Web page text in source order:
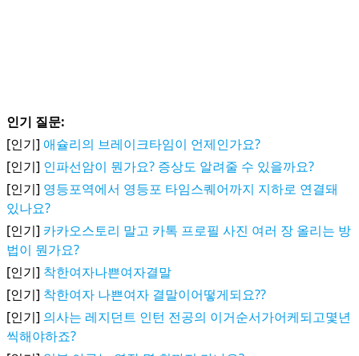
인기 질문:
[인기] 애슐리의 브레이크타임이 언제인가요?
[인기] 인파선암이 뭔가요? 증상도 알려줄 수 있을까요?
[인기] 영등포역에서 영등포 타임스퀘어까지 지하로 연결돼
있나요?
[인기] 카카오스토리 말고 카톡 프로필 사진 여러 장 올리는 방
법이 뭔가요?
[인기] 착한여자나쁜여자결말
[인기] 착한여자 나쁜여자 결말이어떻게되요??
[인기] 의사는 레지던트 인턴 전공의 이거순서가어케되고몇년
씩해야하죠?